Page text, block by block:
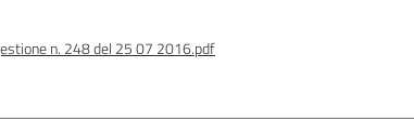
n. 248 del 25 07 2016.pdf